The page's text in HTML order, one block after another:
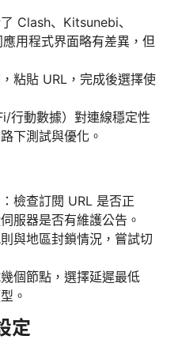
Clash、Kitsunebi、
用程式界面略有差異，但
粘貼 URL，完成後選擇使
行動數據）對連線穩定性
下測試與優化。
檢查訂閱 URL 是否正
服器是否有維護公告。
與地區封鎖情況，嘗試切
個節點，選擇延遲最低
。
定